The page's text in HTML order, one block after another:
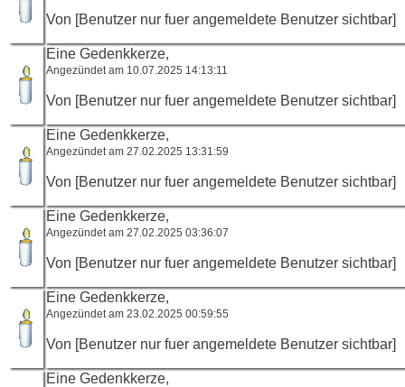
Von [Benutzer nur fuer angemeldete Benutzer sichtbar]
Eine Gedenkkerze,
Angezündet am 10.07.2025 14:13:11
Von [Benutzer nur fuer angemeldete Benutzer sichtbar]
Eine Gedenkkerze,
Angezündet am 27.02.2025 13:31:59
Von [Benutzer nur fuer angemeldete Benutzer sichtbar]
Eine Gedenkkerze,
Angezündet am 27.02.2025 03:36:07
Von [Benutzer nur fuer angemeldete Benutzer sichtbar]
Eine Gedenkkerze,
Angezündet am 23.02.2025 00:59:55
Von [Benutzer nur fuer angemeldete Benutzer sichtbar]
Eine Gedenkkerze,